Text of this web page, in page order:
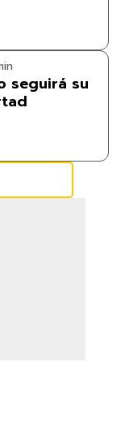
seguirá su